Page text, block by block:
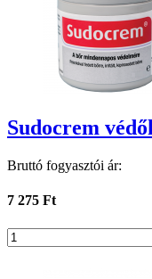
Sudocrem
Bruttó fogyasztói ár:
7 275 Ft